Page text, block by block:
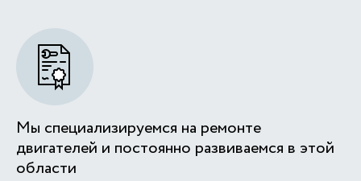
Мы специализируемся на ремонте
двигателей и постоянно развиваемся в этой
области